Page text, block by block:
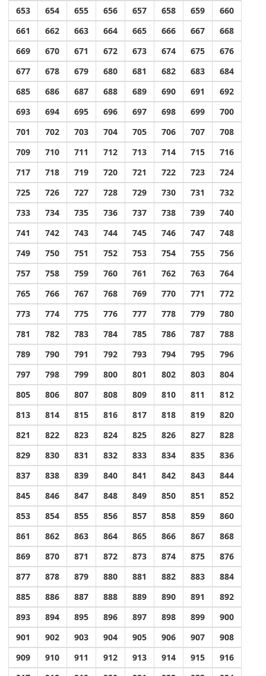
653
654 655 656 657 658 659
660
661
662 663 664 665 666 667
668
669
670 671 672 673 674 675
676
677
678 679 680 681 682 683
684
685
686 687 688 689 690 691
692
693
694 695 696 697 698 699
700
701
702 703 704 705 706 707
708
709
710 711 712 713 714 715
716
717
718 719 720 721 722 723
724
725
726 727 728 729 730 731
732
733
734 735 736 737 738 739
740
741
742 743 744 745 746 747
748
749
750 751 752 753 754 755
756
757
758 759 760 761 762 763
764
765
766 767 768 769 770 771
772
773
774 775 776 777 778 779
780
781
782 783 784 785 786 787
788
789
790 791 792 793 794 795
796
797
798 799 800 801 802 803
804
805
806 807 808 809 810 811
812
813
814 815 816 817 818 819
820
821
822 823 824 825 826 827
828
829
830 831 832 833 834 835
836
837
838 839 840 841 842 843
844
845
846 847 848 849 850 851
852
853
854 855 856 857 858 859
860
861
862 863 864 865 866 867
868
869
870 871 872 873 874 875
876
877
878 879 880 881 882 883
884
885
886 887 888 889 890 891
892
893
894 895 896 897 898 899
900
901
902 903 904 905 906 907
908
909
910 911 912 913 914 915
916